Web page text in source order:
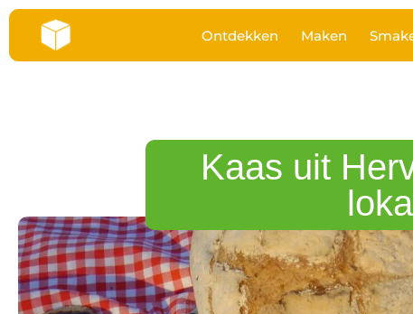
Ontdekken Maken
Kaas uit